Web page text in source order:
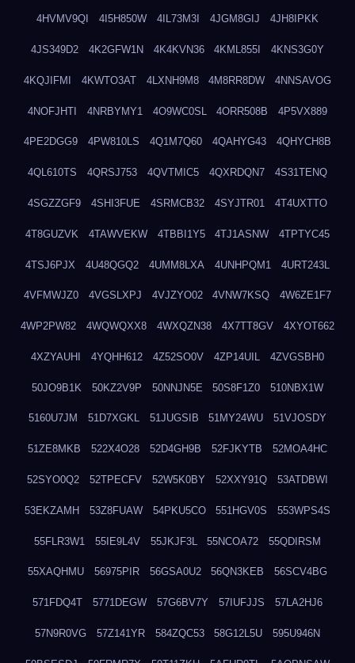
4HVMV9QI 4I5H850W 4IL73M3I 4JGM8GIJ 4JH8IPKK
4JS349D2 4K2GFW1N 4K4KVN36 4KML855I 4KNS3G0Y
4KQJIFMI 4KWTO3AT 4LXNH9M8 4M8RR8DW 4NNSAVOG
4NOFJHTI 4NRBYMY1 4O9WC0SL 4ORR508B 4P5VX889
4PE2DGG9 4PW810LS 4Q1M7Q60 4QAHYG43 4QHYCH8B
4QL610TS 4QRSJ753 4QVTMIC5 4QXRDQN7 4S31TENQ
4SGZZGF9 4SHI3FUE 4SRMCB32 4SYJTR01 4T4UXTTO
4T8GUZVK 4TAWVEKW 4TBBI1Y5 4TJ1ASNW 4TPTYC45
4TSJ6PJX 4U48QGQ2 4UMM8LXA 4UNHPQM1 4URT243L
4VFMWJZ0 4VGSLXPJ 4VJZYO02 4VNW7KSQ 4W6ZE1F7
4WP2PW82 4WQWQXX8 4WXQZN38 4X7TT8GV 4XYOT662
4XZYAUHI 4YQHH612 4Z52SO0V 4ZP14UIL 4ZVGSBH0
50JO9B1K 50KZ2V9P 50NNJN5E 50S8F1Z0 510NBX1W
5160U7JM 51D7XGKL 51JUGSIB 51MY24WU 51VJOSDY
51ZE8MKB 522X4O28 52D4GH9B 52FJKYTB 52MOA4HC
52SYO0Q2 52TPECFV 52W5K0BY 52XXY91Q 53ATDBWI
53EKZAMH 53Z8FUAW 54PKU5CO 551HGV0S 553WPS4S
55FLR3W1 55IE9L4V 55JKJF3L 55NCOA72 55QDIRSM
55XAQHMU 56975PIR 56GSA0U2 56QN3KEB 56SCV4BG
571FDQ4T 5771DEGW 57G6BV7Y 57IUFJJS 57LA2HJ6
57N9R0VG 57Z141YR 584ZQC53 58G12L5U 595U946N